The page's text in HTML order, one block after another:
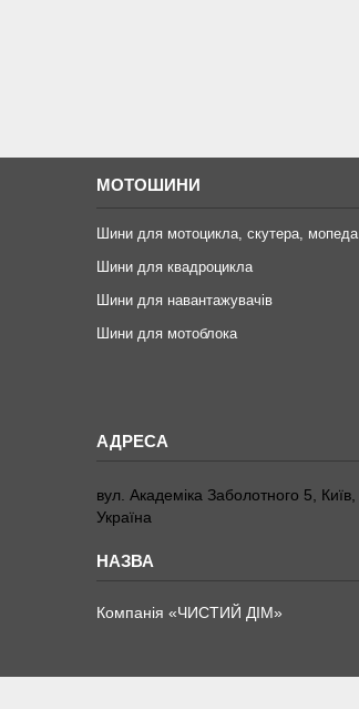
МОТОШИНИ
Шини для мотоцикла, скутера, мопеда
Шини для квадроцикла
Шини для навантажувачів
Шини для мотоблока
вул. Академіка Заболотного 5, Київ,
Україна
Компанія «ЧИСТИЙ ДІМ»